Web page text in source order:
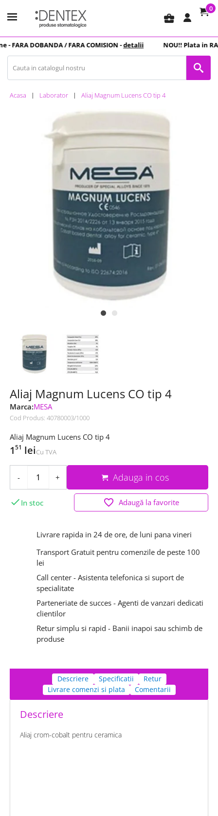
business_center
0
-FARA DOBANDA/ FARA COMISION -detalii NOU!! Plata in
Acasa Laborator Aliaj Magnum Lucens CO tip 4
Aliaj Magnum Lucens CO tip 4
Marca:MESA
Cod Produs: 40780003/1000
Aliaj Magnum Lucens CO tip 4
151 leiCu TVA
- + Adauga in cos
 In stoc favorite_border Adaugă la favorite
Livrare rapida in 24 de ore, de luni pana vineri
Transport Gratuit pentru comenzile de peste 100
lei
Call center - Asistenta telefonica si suport de
specialitate
Parteneriate de succes - Agenti de vanzari dedicati
clientilor
Retur simplu si rapid - Banii inapoi sau schimb de
produse
Descriere Specificatii
Retur
Livrare comenzi si plata
Comentarii
Descriere
Aliaj crom-cobalt pentru ceramica